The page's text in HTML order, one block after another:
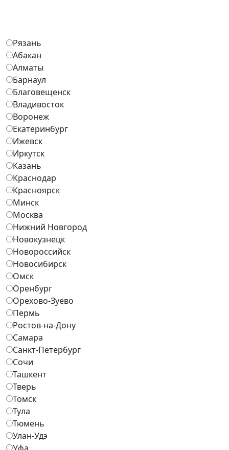
Рязань
Абакан
Алматы
Барнаул
Благовещенск
Владивосток
Воронеж
Екатеринбург
Ижевск
Иркутск
Казань
Краснодар
Красноярск
Минск
Москва
Нижний Новгород
Новокузнецк
Новороссийск
Новосибирск
Омск
Оренбург
Орехово-Зуево
Пермь
Ростов-на-Дону
Самара
Санкт-Петербург
Сочи
Ташкент
Тверь
Томск
Тула
Тюмень
Улан-Удэ